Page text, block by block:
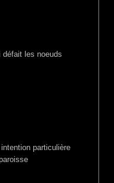
défait les noeuds
particulière